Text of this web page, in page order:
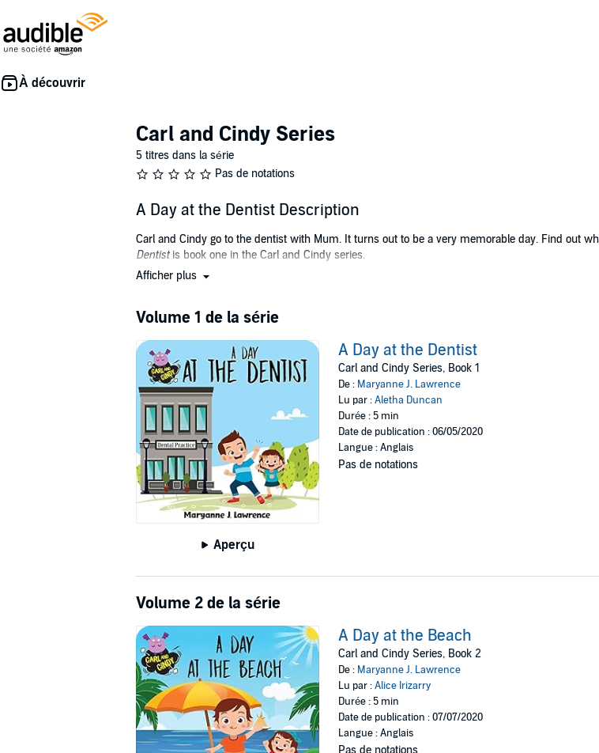
Carl and Cindy Series
5 titres dans la série
Pas de notations
A Day at the Dentist Description
Carl and Cindy go to the dentist with Mum. It turns out to be a very memorable day. Find out
Dentistis book one in the Carl and Cindy series.
©2020 Jink Publishing (P)2020 Jink Publishing
Afficher plus
Volume 1 de la série
Aperçu
A Day at the Dentist
Carl and Cindy Series, Book 1
De : Maryanne J. Lawrence
Lu par :Aletha Duncan
Durée : 5 min
Date de publication : 06/05/2020
Langue : Anglais
Pas de notations
Volume 2 de la série
A Day at the Beach
Carl and Cindy Series, Book 2
De : Maryanne J. Lawrence
Lu par :Alice Irizarry
Durée : 5 min
Date de publication : 07/07/2020
Langue : Anglais
Pas de notations